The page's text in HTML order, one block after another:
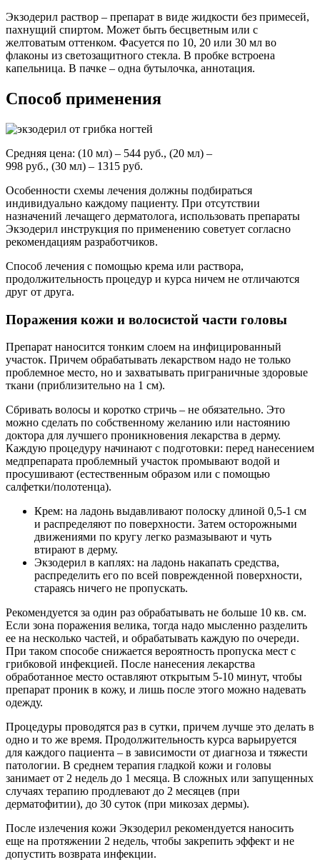
Экзодерил раствор – препарат в виде жидкости без примесей,
пахнущий спиртом. Может быть бесцветным или с
желтоватым оттенком. Фасуется по 10, 20 или 30 мл во
флаконы из светозащитного стекла. В пробке встроена
капельница. В пачке – одна бутылочка, аннотация.
Способ применения
Средняя цена: (10 мл) – 544 руб., (20 мл) –
998 руб., (30 мл) – 1315 руб.
Особенности схемы лечения должны подбираться
индивидуально каждому пациенту. При отсутствии
назначений лечащего дерматолога, использовать препараты
Экзодерил инструкция по применению советует согласно
рекомендациям разработчиков.
Способ лечения с помощью крема или раствора,
продолжительность процедур и курса ничем не отличаются
друг от друга.
Поражения кожи и волосистой части головы
Препарат наносится тонким слоем на инфицированный
участок. Причем обрабатывать лекарством надо не только
проблемное место, но и захватывать приграничные здоровые
ткани (приблизительно на 1 см).
Сбривать волосы и коротко стричь – не обязательно. Это
можно сделать по собственному желанию или настоянию
доктора для лучшего проникновения лекарства в дерму.
Каждую процедуру начинают с подготовки: перед нанесением
медпрепарата проблемный участок промывают водой и
просушивают (естественным образом или с помощью
салфетки/полотенца).
Крем: на ладонь выдавливают полоску длиной 0,5-1 см
и распределяют по поверхности. Затем осторожными
движениями по кругу легко размазывают и чуть
втирают в дерму.
Экзодерил в каплях: на ладонь накапать средства,
распределить его по всей поврежденной поверхности,
стараясь ничего не пропускать.
Рекомендуется за один раз обрабатывать не больше 10 кв. см.
Если зона поражения велика, тогда надо мысленно разделить
ее на несколько частей, и обрабатывать каждую по очереди.
При таком способе снижается вероятность пропуска мест с
грибковой инфекцией. После нанесения лекарства
обработанное место оставляют открытым 5-10 минут, чтобы
препарат проник в кожу, и лишь после этого можно надевать
одежду.
Процедуры проводятся раз в сутки, причем лучше это делать в
одно и то же время. Продолжительность курса варьируется
для каждого пациента – в зависимости от диагноза и тяжести
патологии. В среднем терапия гладкой кожи и головы
занимает от 2 недель до 1 месяца. В сложных или запущенных
случаях терапию продлевают до 2 месяцев (при
дерматофитии), до 30 суток (при микозах дермы).
После излечения кожи Экзодерил рекомендуется наносить
еще на протяжении 2 недель, чтобы закрепить эффект и не
допустить возврата инфекции.